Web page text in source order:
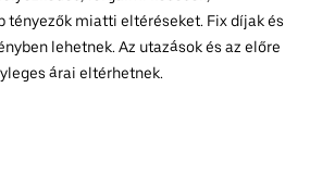
tényezők miatti eltéréseket. Fix díjak és
lehetnek. Az utazások és az előre
árai eltérhetnek.